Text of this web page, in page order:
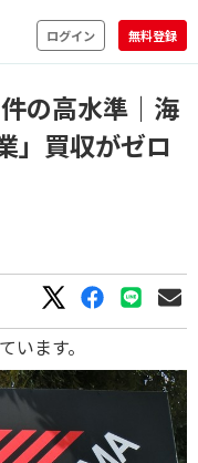
ログイン 無料登録
の高水準｜海
」買収がゼロ
ます。